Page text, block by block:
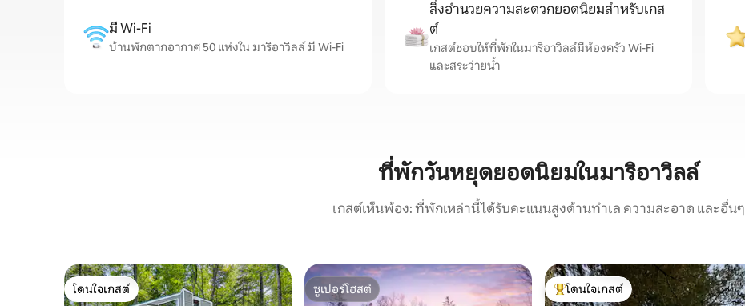
มี Wi-Fi
บ้านพักตากอากาศ 50 แห่งใน มาริอาวิลล์ มี Wi-Fi
สิ่งอำนวยความสะดวกยอดนิยมสำหรับเกส
ต์
เกสต์ชอบให้ที่พักในมาริอาวิลล์มีห้องครัว Wi-Fi
และสระว่ายน้ำ
ที่พักวันหยุดยอดนิยมในมาริอาวิลล์
เกสต์เห็นพ้อง: ที่พักเหล่านี้ได้รับคะแนนสูงด้านทำเล ความสะอาด และอื่นๆ
โดนใจเกสต์
โดนใจเกสต์
ซูเปอร์โฮสต์
ซูเปอร์โฮสต์
โดนใจเกสต์ที่สุด
โดนใจเกสต์